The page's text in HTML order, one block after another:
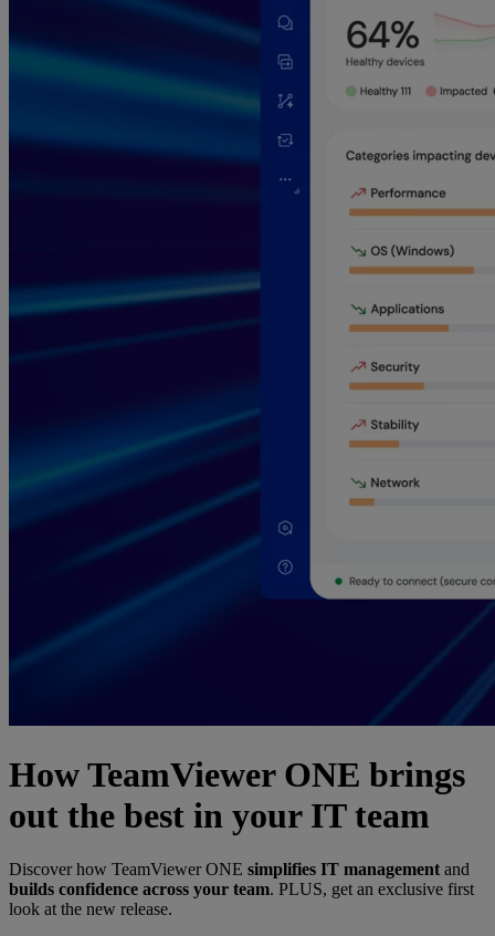
How TeamViewer ONE brings
out the best in your IT team
Discover how TeamViewer ONE simplifies IT management and
builds confidence across your team. PLUS, get an exclusive first
look at the new release.